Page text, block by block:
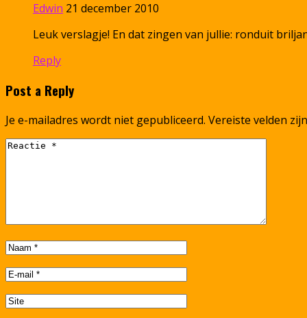
Edwin 21 december 2010
Leuk verslagje! En dat zingen van jullie: ronduit
Reply
Post a Reply
Je e-mailadres wordt niet gepubliceerd. Vereiste velden